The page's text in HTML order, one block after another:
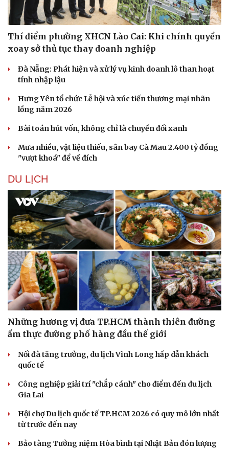
Cải chính
Thí điểm phường XHCN Lào Cai: Khi chính quyền
xoay sở thủ tục thay doanh nghiệp
Đà Nẵng: Phát hiện và xử lý vụ kinh doanh lô than hoạt
tính nhập lậu
Hưng Yên tổ chức Lễ hội và xúc tiến thương mại nhãn
lồng năm 2026
Bài toán hút vốn, không chỉ là chuyển đổi xanh
Mưa nhiều, vật liệu thiếu, sân bay Cà Mau 2.400 tỷ đồng
"vượt khoá" để về đích
DU LỊCH
Những hương vị đưa TP.HCM thành thiên đường
ẩm thực đường phố hàng đầu thế giới
Nối đà tăng trưởng, du lịch Vĩnh Long hấp dẫn khách
quốc tế
Công nghiệp giải trí "chắp cánh" cho điểm đến du lịch
Gia Lai
Hội chợ Du lịch quốc tế TP.HCM 2026 có quy mô lớn nhất
từ trước đến nay
Bảo tàng Tưởng niệm Hòa bình tại Nhật Bản đón lượng